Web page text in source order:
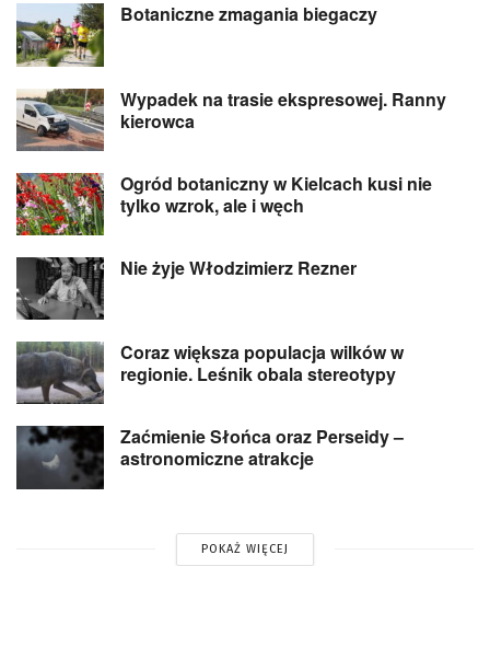
Botaniczne zmagania biegaczy
Wypadek na trasie ekspresowej. Ranny
kierowca
Ogród botaniczny w Kielcach kusi nie
tylko wzrok, ale i węch
Nie żyje Włodzimierz Rezner
Coraz większa populacja wilków w
regionie. Leśnik obala stereotypy
Zaćmienie Słońca oraz Perseidy –
astronomiczne atrakcje
POKAŻ WIĘCEJ